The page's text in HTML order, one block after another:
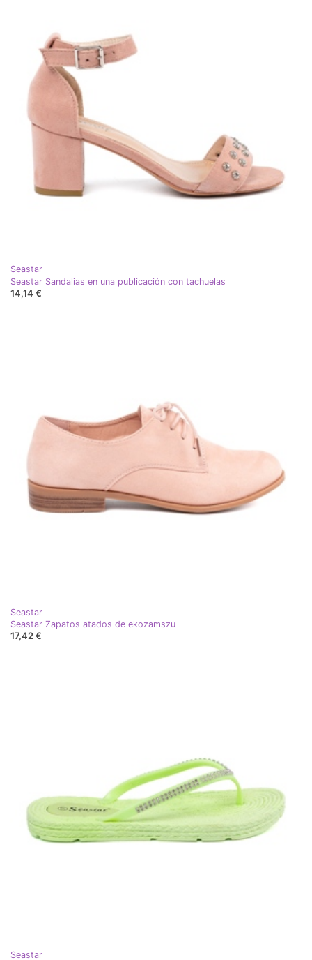
Seastar
Seastar Sandalias en una publicación con tachuelas
14,14 €
Seastar
Seastar Zapatos atados de ekozamszu
17,42 €
Seastar